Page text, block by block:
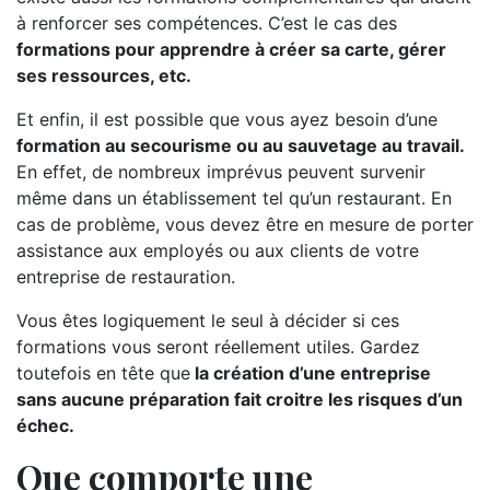
à renforcer ses compétences. C’est le cas des
formations pour apprendre à créer sa carte, gérer
ses ressources, etc.
Et enfin, il est possible que vous ayez besoin d’une
formation au secourisme ou au sauvetage au travail.
En effet, de nombreux imprévus peuvent survenir
même dans un établissement tel qu’un restaurant. En
cas de problème, vous devez être en mesure de porter
assistance aux employés ou aux clients de votre
entreprise de restauration.
Vous êtes logiquement le seul à décider si ces
formations vous seront réellement utiles. Gardez
toutefois en tête que la création d’une entreprise
sans aucune préparation fait croitre les risques d’un
échec.
Que comporte une